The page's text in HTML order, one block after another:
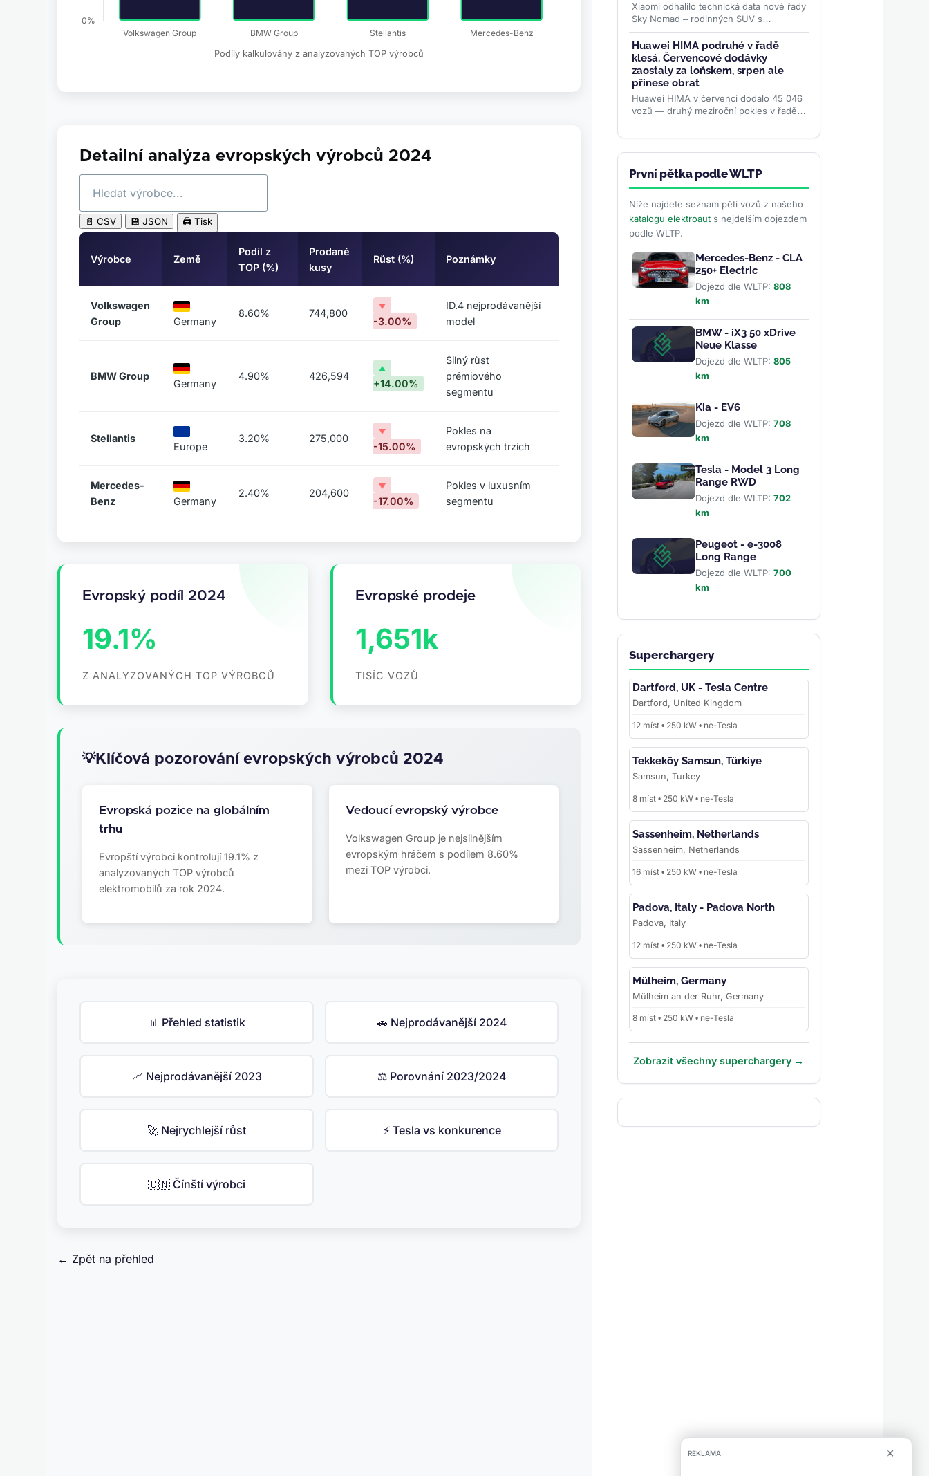
Podíly kalkulovány z analyzovaných TOP výrobců
Detailní analýza evropských výrobců 2024
📄 CSV 💾 JSON 🖨️ Tisk
Výrobce Země
Podíl z
TOP (%)
Prodané
kusy
Růst (%) Poznámky
Volkswagen
Group
Germany
8.60% 744,800
-3.00%
ID.4 nejprodávanější
model
BMW Group
Germany
4.90% 426,594
+14.00%
Silný růst
prémiového
segmentu
Stellantis
Europe
3.20% 275,000
-15.00%
Pokles na
evropských trzích
Mercedes-
Benz
Germany
2.40% 204,600
-17.00%
Pokles v luxusním
segmentu
Evropský podíl 2024
19.1%
Z ANALYZOVANÝCH TOP VÝROBCŮ
Evropské prodeje
1,651k
TISÍC VOZŮ
Klíčová pozorování evropských výrobců 2024
Evropská pozice na globálním
trhu
Evropští výrobci kontrolují 19.1% z
analyzovaných TOP výrobců
elektromobilů za rok 2024.
Vedoucí evropský výrobce
Volkswagen Group je nejsilnějším
evropským hráčem s podílem 8.60%
mezi TOP výrobci.
📊 Přehled statistik 🚗 Nejprodávanější 2024
📈 Nejprodávanější 2023 ⚖️ Porovnání 2023/2024
🚀 Nejrychlejší růst ⚡ Tesla vs konkurence
🇨🇳 Čínští výrobci
← Zpět na přehled
Xiaomi odhalilo technická data nové řady
Sky Nomad – rodinných SUV s
benzinovým generátorem a dojezdem
až 505 km na baterii. Do Evropy ale...
>>
Huawei HIMA podruhé v řadě
klesá. Červencové dodávky
zaostaly za loňskem, srpen ale
přinese obrat
Huawei HIMA v červenci dodalo 45 046
vozů — druhý meziroční pokles v řadě.
ledna předala zákazníkům...>>
První pětka podle WLTP
Níže najdete seznam pěti vozů z našeho
katalogu elektroauts nejdelším dojezdem
podle WLTP.
Mercedes-Benz - CLA
250+ Electric
Dojezd dle WLTP: 808
km
BMW - iX3 50 xDrive
Neue Klasse
Dojezd dle WLTP: 805
km
Kia - EV6
Dojezd dle WLTP: 708
km
Tesla - Model 3 Long
Range RWD
Dojezd dle WLTP: 702
km
Peugeot - e-3008
Long Range
Dojezd dle WLTP: 700
km
Superchargery
Dartford, UK - Tesla Centre
Dartford, United Kingdom
12 míst • 250 kW • ne-Tesla
Tekkeköy Samsun, Türkiye
Samsun, Turkey
8 míst • 250 kW • ne-Tesla
Sassenheim, Netherlands
Sassenheim, Netherlands
16 míst • 250 kW • ne-Tesla
Padova, Italy - Padova North
Padova, Italy
12 míst • 250 kW • ne-Tesla
Mülheim, Germany
Mülheim an der Ruhr, Germany
8 míst • 250 kW • ne-Tesla
Zobrazit všechny superchargery →
REKLAMA ✕